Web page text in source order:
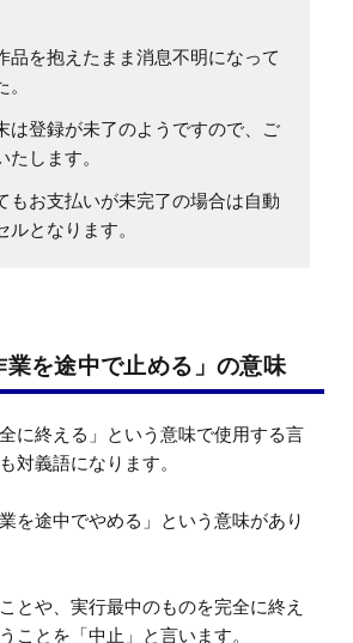
品を抱えたまま消息不明になって
は登録が未了のようですので、ご
します。
もお支払いが未完了の場合は自動
ルとなります。
業を途中で止める」の意味
に終える」という意味で使用する言
対義語になります。
を途中でやめる」という意味があり
とや、実行最中のものを完全に終え
ことを「中止」と言います。